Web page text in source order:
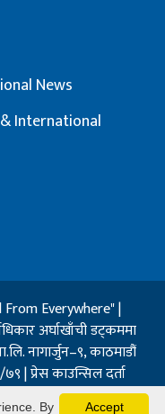
News
International
Everywhere" |
अर्घाखाँची डट्कममा
नागार्जुन–९, काठमाडौं
| प्रेस काउन्सिल दर्ता
नम्बर: ७, दर्ता नम्बर
Accept
By